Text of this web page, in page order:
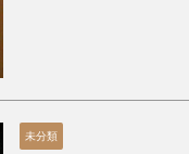
未分類